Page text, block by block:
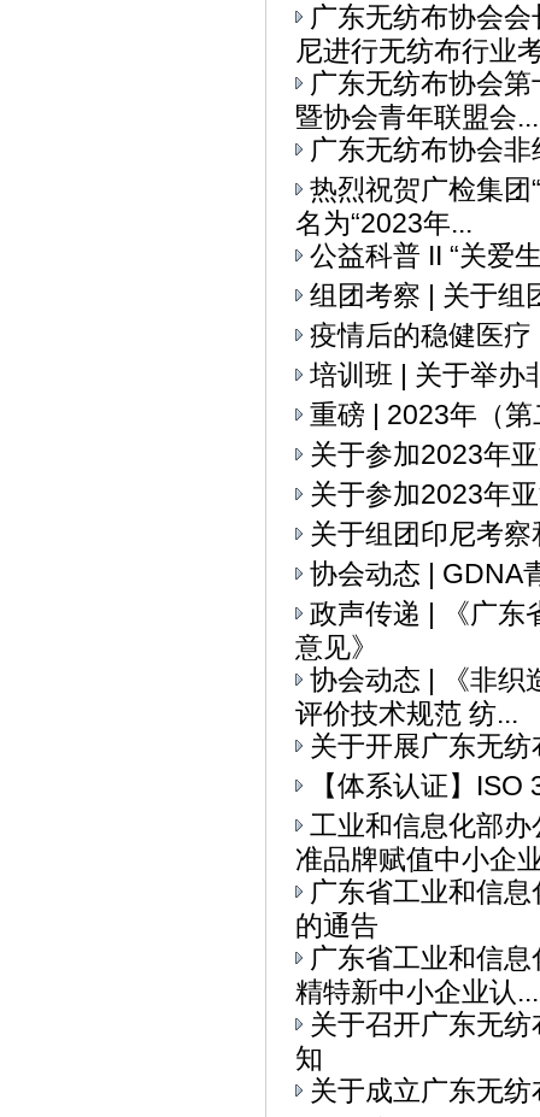
广东无纺布协会
尼进行无纺布行业
广东无纺布协会
暨协会青年联盟会...
广东无纺布协会
热烈祝贺广检集团
名为“2023年...
公益科普 II “关爱
组团考察 | 关于组
疫情后的稳健医
培训班 | 关于举办
重磅 | 2023年（
关于参加2023年
关于参加2023年
关于组团印尼考
协会动态 | GDNA
政声传递 | 《广东
意见》
协会动态 | 《非织
评价技术规范 纺...
关于开展广东无
【体系认证】
工业和信息化部
准品牌赋值中小企
广东省工业和信
的通告
广东省工业和信
精特新中小企业认...
关于召开广东无
知
关于成立广东无